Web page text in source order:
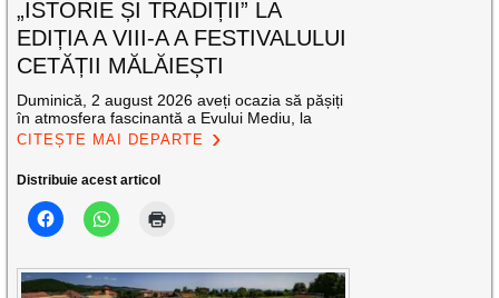
„ISTORIE ȘI TRADIȚII” LA
EDIȚIA A VIII-A A FESTIVALULUI
CETĂȚII MĂLĂIEȘTI
Duminică, 2 august 2026 aveți ocazia să pășiți
în atmosfera fascinantă a Evului Mediu, la
CITEȘTE MAI DEPARTE
Distribuie acest articol